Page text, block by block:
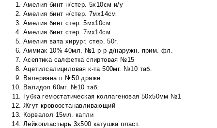
Амелия бинт н/стер. 5х10см и/у
Амелия бинт н/стер. 7мх14см
Амелия бинт стер. 5мх10см
Амелия бинт стер. 7мх14см
Амелия вата хирург. стер. 50г.
Аммиак 10% 40мл. №1 р-р д/наружн. прим. фл.
Асептика салфетка спиртовая №15
Ацетилсалициловая к-та 500мг. №10 таб.
Валериана п №50 драже
Валидол 60мг. №10 таб.
Губка гемостатическая коллагеновая 50х50мм №1
Жгут кровоостанавливающий
Корвалол 15мл. капли
Лейкопластырь 3х500 катушка пласт.